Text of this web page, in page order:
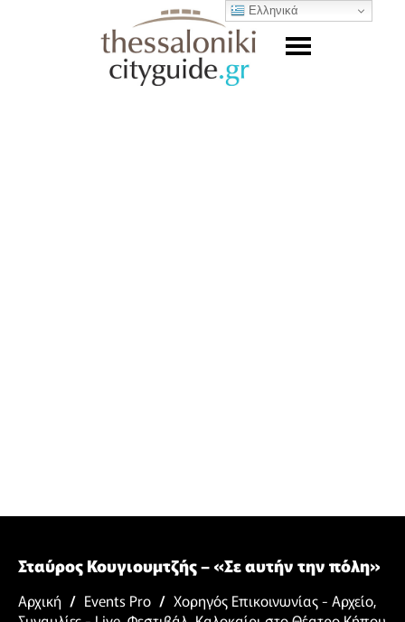
Σταύρος Κουγιουμτζής – «Σε αυτήν την πόλη»
Αρχική / Events Pro / Χορηγός Επικοινωνίας - Αρχείο,
Ελληνικά